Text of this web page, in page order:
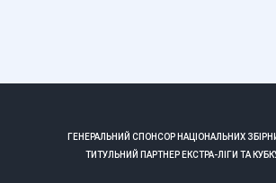
ГЕНЕРАЛЬНИЙ СПОНСОР НАЦІОНАЛЬНИХ
ТИТУЛЬНИЙ ПАРТНЕР ЕКСТРА-ЛІГИ ТА